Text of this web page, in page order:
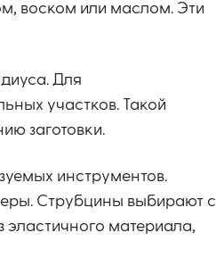
воском или маслом. Эти
Для
участков. Такой
заготовки.
инструментов.
Струбцины выбирают с
эластичного материала,